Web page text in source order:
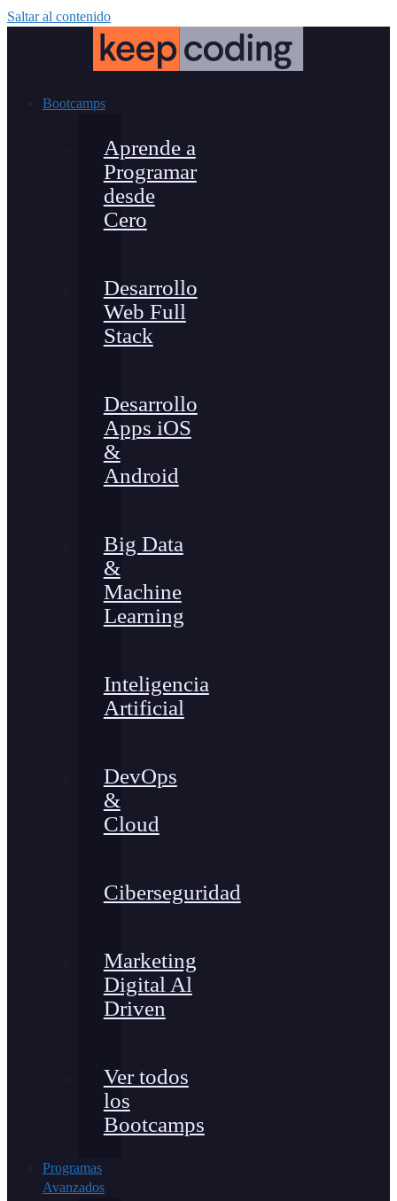
Saltar al contenido
Bootcamps
Aprende a
Programar
desde
Cero
Desarrollo
Web Full
Stack
Desarrollo
Apps iOS
&
Android
Big Data
&
Machine
Learning
Inteligencia
Artificial
DevOps
&
Cloud
Ciberseguridad
Marketing
Digital Al
Driven
Ver todos
los
Bootcamps
Programas
Avanzados